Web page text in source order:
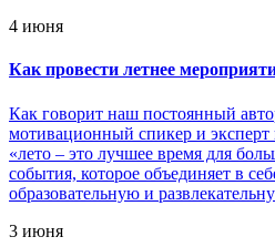
4 июня
Как провести летнее
Как говорит наш постоянный
мотивационный спикер и
«лето – это лучшее время для
события, которое объединяет в
образовательную и
3 июня